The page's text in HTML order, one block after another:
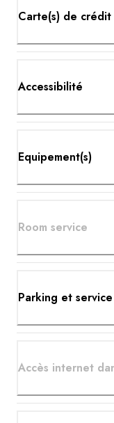
Carte(s) de
Accessibilité
Equipement(s)
Room service
Parking et
Accès internet